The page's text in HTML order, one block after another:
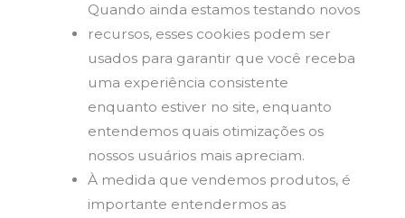
Quando ainda estamos testando novos
recursos, esses cookies podem ser
usados para garantir que você receba
uma experiência consistente
enquanto estiver no site, enquanto
entendemos quais otimizações os
nossos usuários mais apreciam.
À medida que vendemos produtos, é
importante entendermos as